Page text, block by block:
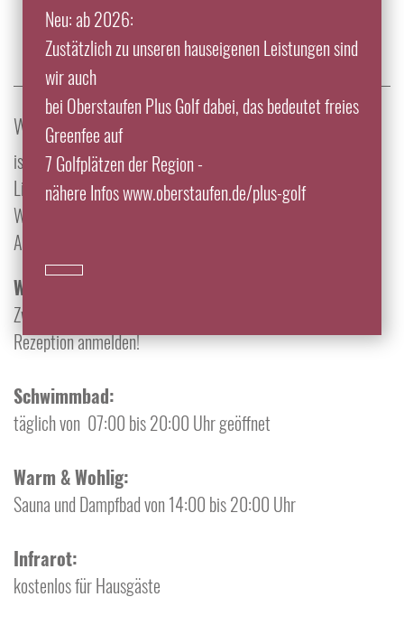
Neu: ab 2026:
Zustätzlich zu unseren hauseigenen Leistungen sind
wir auch
bei Oberstaufen Plus Golf dabei, das bedeutet freies
Greenfee auf
7 Golfplätzen der Region -
nähere Infos www.oberstaufen.de/plus-golf
Wellnessangebote
WUNDERBAR RUHIG GELEGEN...
ist unserer schöner Garten mit vielen lauschigen
Liegeplätzen oder entspannen Sie in unserem kleinem
Wellnessbereich "Gsundbrunnen" mit Hallenbad, Sauna,
Aromabad, Rotlicht, Whirlpool und Salzgrotte.
Wassergymnastik:
Zweimal wöchentlich von 08:00 bis 08:30 Uhr bitte an der
Rezeption anmelden!
Schwimmbad:
täglich von 07:00 bis 20:00 Uhr geöffnet
Warm & Wohlig:
Sauna und Dampfbad von 14:00 bis 20:00 Uhr
Infrarot:
kostenlos für Hausgäste